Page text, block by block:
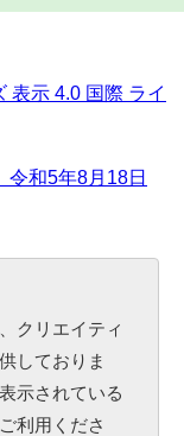
表示 4.0 国際 ライ
令和5年8月18日
クリエイティ
しておりま
示されている
利用くださ